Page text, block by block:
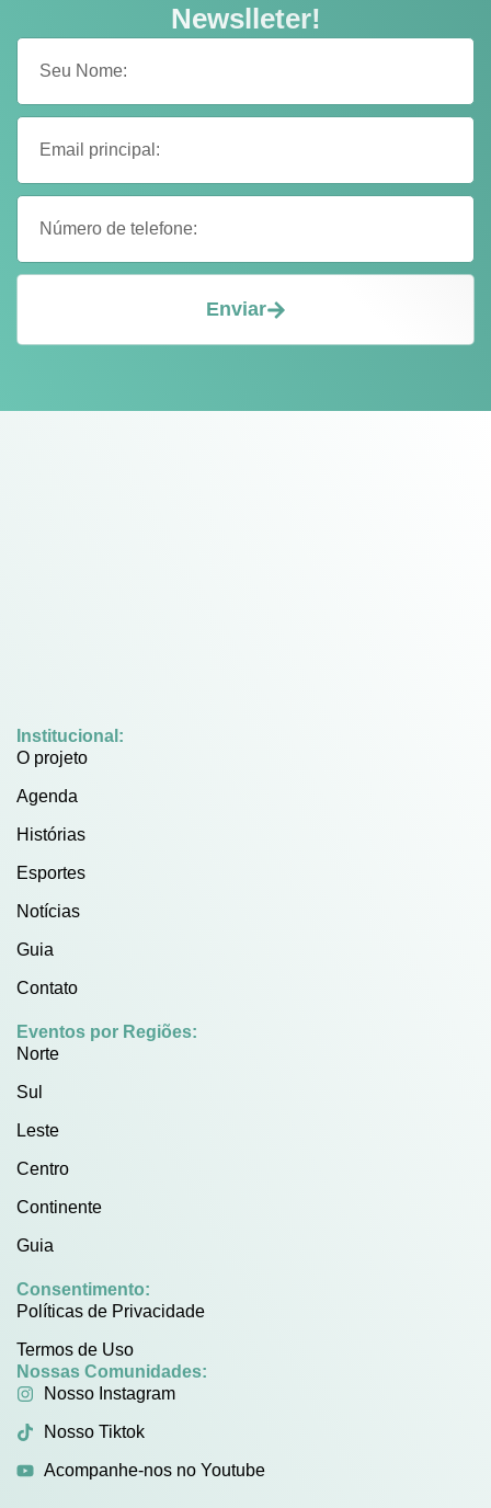
Newslleter!
Enviar
Institucional:
O projeto
Agenda
Histórias
Esportes
Notícias
Guia
Contato
Eventos por Regiões:
Norte
Sul
Leste
Centro
Continente
Guia
Consentimento:
Políticas de Privacidade
Termos de Uso
Nossas Comunidades:
Nosso Instagram
Nosso Tiktok
Acompanhe-nos no Youtube